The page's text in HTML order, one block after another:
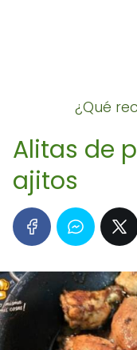
¿Qué
Alitas de
ajitos